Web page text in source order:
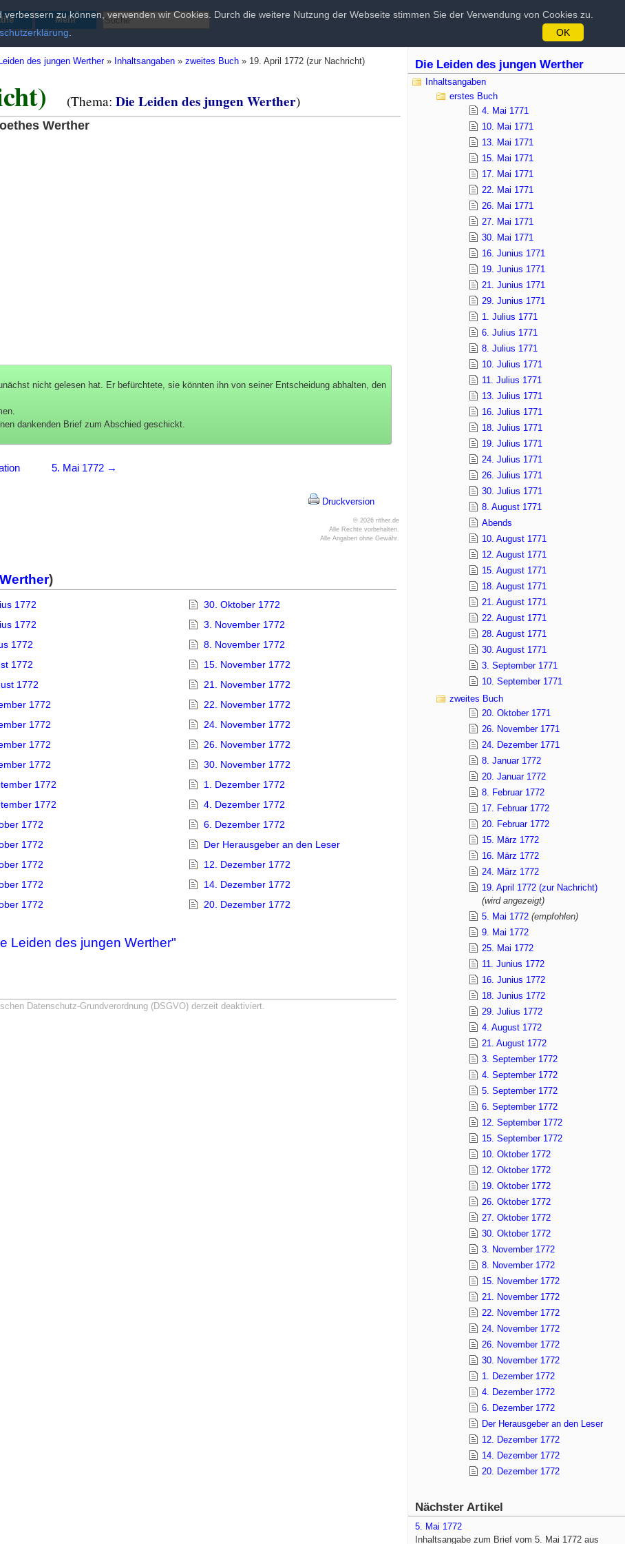
Mehr
des jungen Werther» Inhaltsangaben »zweites Buch » 19. April 1772 (zur Nachricht)
(Thema:Die Leiden des jungen Werther)
Werther
nicht gelesen hat. Er befürchtete, sie könnten ihn von seiner Entscheidung abhalten, den
dankenden Brief zum Abschied geschickt.
5. Mai 1772 →
Druckversion
© 2026 rither.de
Alle Rechte vorbehalten.
Alle Angaben ohne Gewähr.
)
1772
1772
1772
1772
1772
1772
1772
1772
1772
1772
1772
1772
1772
1772
1772
1772
30. Oktober 1772
3. November 1772
8. November 1772
15. November 1772
21. November 1772
22. November 1772
24. November 1772
26. November 1772
30. November 1772
1. Dezember 1772
4. Dezember 1772
6. Dezember 1772
Der Herausgeber an den Leser
12. Dezember 1772
14. Dezember 1772
20. Dezember 1772
Leiden des jungen Werther"
Datenschutz-Grundverordnung (DSGVO) derzeit deaktiviert.
Die Leiden des jungen Werther
Inhaltsangaben
erstes Buch
4. Mai 1771
10. Mai 1771
13. Mai 1771
15. Mai 1771
17. Mai 1771
22. Mai 1771
26. Mai 1771
27. Mai 1771
30. Mai 1771
16. Junius 1771
19. Junius 1771
21. Junius 1771
29. Junius 1771
1. Julius 1771
6. Julius 1771
8. Julius 1771
10. Julius 1771
11. Julius 1771
13. Julius 1771
16. Julius 1771
18. Julius 1771
19. Julius 1771
24. Julius 1771
26. Julius 1771
30. Julius 1771
8. August 1771
Abends
10. August 1771
12. August 1771
15. August 1771
18. August 1771
21. August 1771
22. August 1771
28. August 1771
30. August 1771
3. September 1771
10. September 1771
zweites Buch
20. Oktober 1771
26. November 1771
24. Dezember 1771
8. Januar 1772
20. Januar 1772
8. Februar 1772
17. Februar 1772
20. Februar 1772
15. März 1772
16. März 1772
24. März 1772
19. April 1772 (zur Nachricht)
(wird angezeigt)
5. Mai 1772 (empfohlen)
9. Mai 1772
25. Mai 1772
11. Junius 1772
16. Junius 1772
18. Junius 1772
29. Julius 1772
4. August 1772
21. August 1772
3. September 1772
4. September 1772
5. September 1772
6. September 1772
12. September 1772
15. September 1772
10. Oktober 1772
12. Oktober 1772
19. Oktober 1772
26. Oktober 1772
27. Oktober 1772
30. Oktober 1772
3. November 1772
8. November 1772
15. November 1772
21. November 1772
22. November 1772
24. November 1772
26. November 1772
30. November 1772
1. Dezember 1772
4. Dezember 1772
6. Dezember 1772
Der Herausgeber an den Leser
12. Dezember 1772
14. Dezember 1772
20. Dezember 1772
Nächster Artikel
5. Mai 1772
Inhaltsangabe zum Brief vom 5. Mai 1772 aus
zu können, verwenden wir Cookies. Durch die weitere Nutzung der Webseite stimmen Sie der Verwendung von Cookies zu.
OK